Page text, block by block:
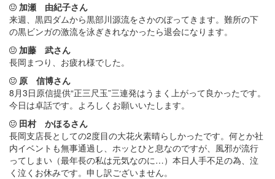
加瀬 由紀子さん
来週、黒四ダムから黒部川源流をさかのぼってきます。難所の下
の黒ビンガの激流を泳ぎきれなかったら退会になります。
加藤 武さん
長岡まつり、お疲れ様でした。
原 信博さん
8月3日原信提供“正三尺玉”三連発はうまく上がって良かったです。
今日は卓話です。よろしくお願いいたします。
田村 かほるさん
長岡支店長としての2度目の大花火素晴らしかったです。何とか社
内イベントも無事通過し、ホッとひと息なのですが、風邪が流行
ってしまい（最年長の私は元気なのに…）本日人手不足の為、泣
く泣くお休みです。申し訳ございません。